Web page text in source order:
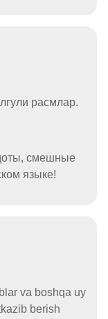
расмлар.
смешные
языке!
va boshqa uy
berish